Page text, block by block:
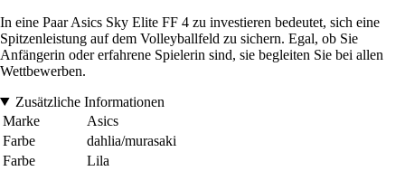
In eine Paar Asics Sky Elite FF 4 zu investieren bedeutet, sich eine
Spitzenleistung auf dem Volleyballfeld zu sichern. Egal, ob Sie
Anfängerin oder erfahrene Spielerin sind, sie begleiten Sie bei allen
Wettbewerben.
Zusätzliche Informationen
Marke
Asics
Farbe
dahlia/murasaki
Farbe
Lila